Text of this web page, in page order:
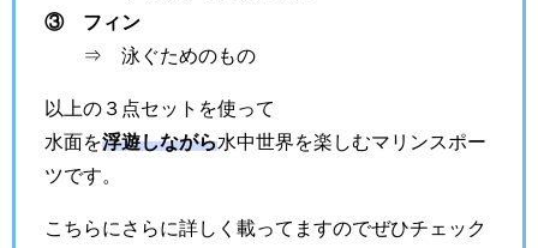
③ フィン
⇒ 泳ぐためのもの
以上の３点セットを使って
水面を浮遊しながら水中世界を楽しむマリンスポー
ツです。
こちらにさらに詳しく載ってますのでぜひチェック